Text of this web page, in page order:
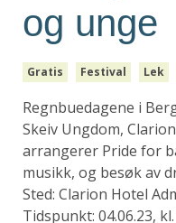
og unge
Gratis Festival Lek
Regnbuedagene i
Skeiv Ungdom,
arrangerer Pride for
musikk, og besøk av
Sted: Clarion Hotel
Tidspunkt: 04.06.23,